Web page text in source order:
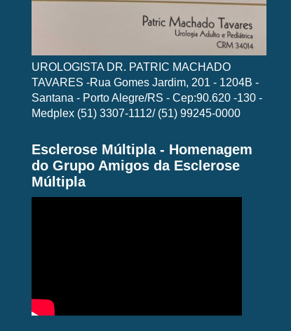
UROLOGISTA DR. PATRIC MACHADO
TAVARES -Rua Gomes Jardim, 201 - 1204B -
Santana - Porto Alegre/RS - Cep:90.620 -130 -
Medplex (51) 3307-1112/ (51) 99245-0000
Esclerose Múltipla - Homenagem
do Grupo Amigos da Esclerose
Múltipla